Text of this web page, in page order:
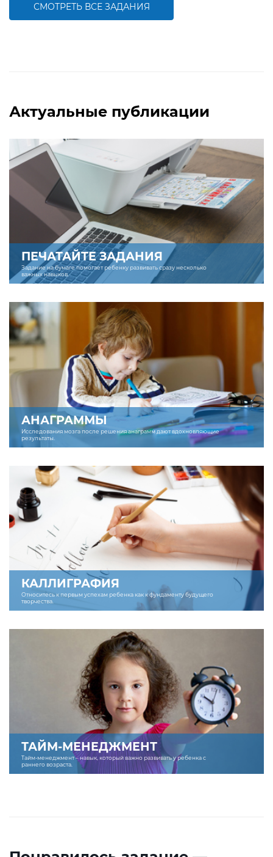
СМОТРЕТЬ ВСЕ ЗАДАНИЯ
Актуальные публикации
ПЕЧАТАЙТЕ ЗАДАНИЯ
Задание на бумаге помогает ребенку развивать сразу несколько
важных навыков.
АНАГРАММЫ
Исследования мозга после решения анаграмм дают вдохновляющие
результаты.
КАЛЛИГРАФИЯ
Относитесь к первым успехам ребенка как к фундаменту будущего
творчества.
ТАЙМ-МЕНЕДЖМЕНТ
Тайм-менеджмент – навык, который важно развивать у ребенка с
раннего возраста.